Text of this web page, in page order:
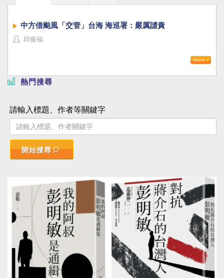
中方借颱風「交管」台海 海巡署：嚴厲譴責
邱俊福
熱門搜尋
請輸入標題、作者等關鍵字
開始搜尋